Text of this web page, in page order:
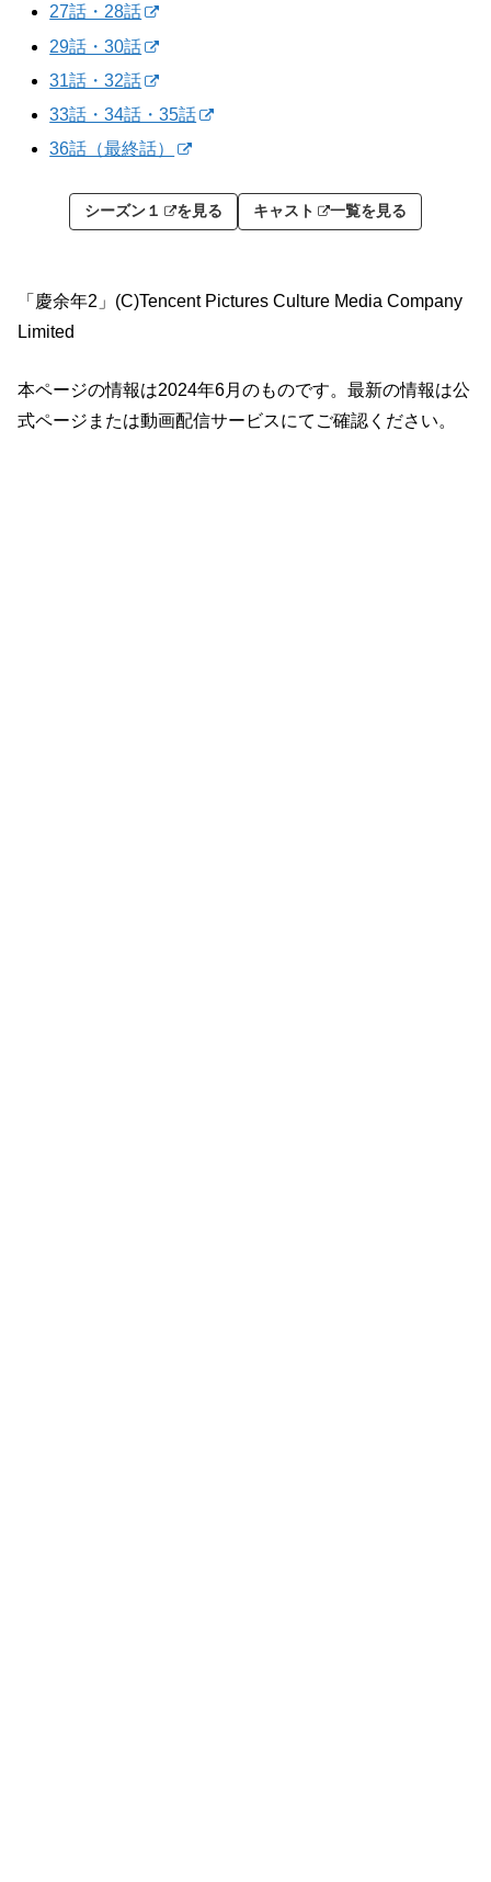
27話・28話
29話・30話
31話・32話
33話・34話・35話
36話（最終話）
シーズン１ を見る キャスト 一覧を見る
「慶余年2」(C)Tencent Pictures Culture Media Company
Limited
本ページの情報は2024年6月のものです。最新の情報は公
式ページまたは動画配信サービスにてご確認ください。